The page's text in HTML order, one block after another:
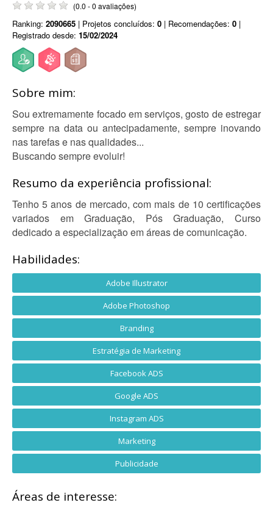
(0.0 - 0 avaliações)
Ranking: 2090665 | Projetos concluídos: 0 | Recomendações: 0 |
Registrado desde: 15/02/2024
Sobre mim:
Sou extremamente focado em serviços, gosto de estregar
sempre na data ou antecipadamente, sempre inovando
nas tarefas e nas qualidades...
Buscando sempre evoluir!
Resumo da experiência profissional:
Tenho 5 anos de mercado, com mais de 10 certificações
variados em Graduação, Pós Graduação, Curso
dedicado a especialização em áreas de comunicação.
Habilidades:
Adobe Illustrator
Adobe Photoshop
Branding
Estratégia de Marketing
Facebook ADS
Google ADS
Instagram ADS
Marketing
Publicidade
Áreas de interesse: